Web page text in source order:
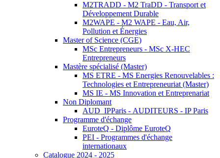
M2TRADD - M2 TraDD - Transport et
Développement Durable
M2WAPE - M2 WAPE - Eau, Air,
Pollution et Énergies
Master of Science (CGE)
MSc Entrepreneurs - MSc X-HEC
Entrepreneurs
Mastère spécialisé (Master)
MS ETRE - MS Energies Renouvelables :
Technologies et Entrepreneuriat (Master)
MS IE - MS Innovation et Entreprenariat
Non Diplomant
AUD_IPParis - AUDITEURS - IP Paris
Programme d'échange
EuroteQ - Diplôme EuroteQ
PEI - Programmes d'échange
internationaux
Catalogue 2024 - 2025